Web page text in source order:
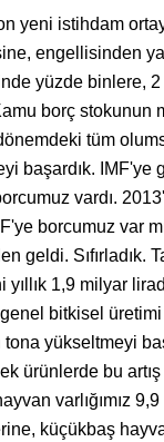
yeni istihdam
engellisinden
yüzde binlere,
borç stokunun
tüm
başardık. IMF'ye
vardı.
borcumuz var
geldi. Sıfırladık.
yıllık 1,9 milyar
bitkisel üretimi
yükseltmeyi
ürünlerde bu artış
varlığımız
küçükbaş